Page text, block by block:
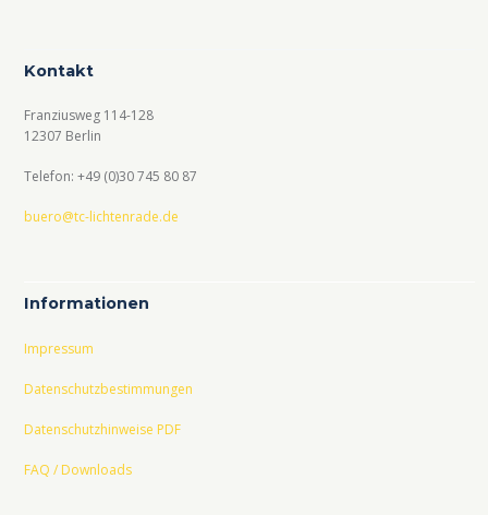
Kontakt
Franziusweg 114-128
12307 Berlin
Telefon: +49 (0)30 745 80 87
buero@tc-lichtenrade.de
Informationen
Impressum
Datenschutzbestimmungen
Datenschutzhinweise PDF
FAQ / Downloads